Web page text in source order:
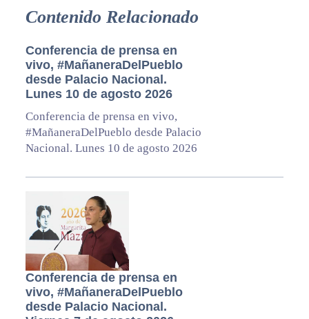
Contenido Relacionado
Conferencia de prensa en
vivo, #MañaneraDelPueblo
desde Palacio Nacional.
Lunes 10 de agosto 2026
Conferencia de prensa en vivo,
#MañaneraDelPueblo desde Palacio
Nacional. Lunes 10 de agosto 2026
Conferencia de prensa en
vivo, #MañaneraDelPueblo
desde Palacio Nacional.